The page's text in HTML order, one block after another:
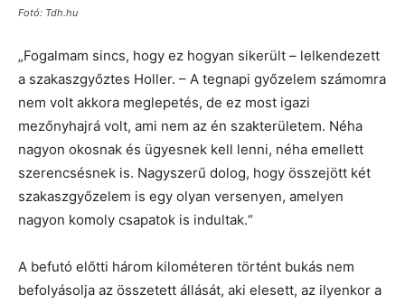
Fotó: Tdh.hu
„Fogalmam sincs, hogy ez hogyan sikerült – lelkendezett
a szakaszgyőztes Holler. – A tegnapi győzelem számomra
nem volt akkora meglepetés, de ez most igazi
mezőnyhajrá volt, ami nem az én szakterületem. Néha
nagyon okosnak és ügyesnek kell lenni, néha emellett
szerencsésnek is. Nagyszerű dolog, hogy összejött két
szakaszgyőzelem is egy olyan versenyen, amelyen
nagyon komoly csapatok is indultak.“
A befutó előtti három kilométeren történt bukás nem
befolyásolja az összetett állását, aki elesett, az ilyenkor a